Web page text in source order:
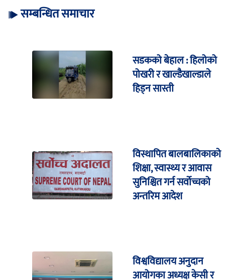
सम्बन्धित समाचार
सडकको बेहाल : हिलोको
पोखरी र खाल्डैखाल्डाले
हिड्न सास्ती
विस्थापित बालबालिकाको
शिक्षा, स्वास्थ्य र आवास
सुनिश्चित गर्न सर्वोच्चको
अन्तरिम आदेश
विश्वविद्यालय अनुदान
आयोगका अध्यक्ष केसी र